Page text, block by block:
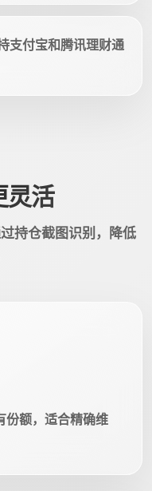
支付宝和腾讯理财通
灵活
持仓截图识别，降低
份额，适合精确维